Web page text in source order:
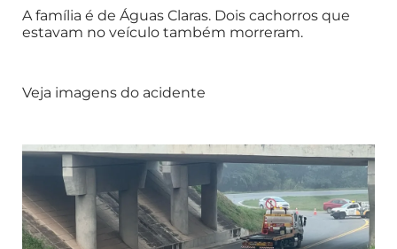
A família é de Águas Claras. Dois cachorros que
estavam no veículo também morreram.
Veja imagens do acidente